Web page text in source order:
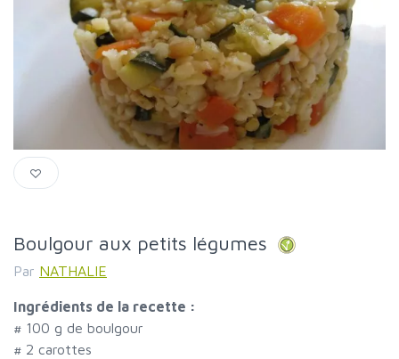
Boulgour aux petits légumes
Par NATHALIE
Ingrédients de la recette :
# 100 g de boulgour
# 2 carottes